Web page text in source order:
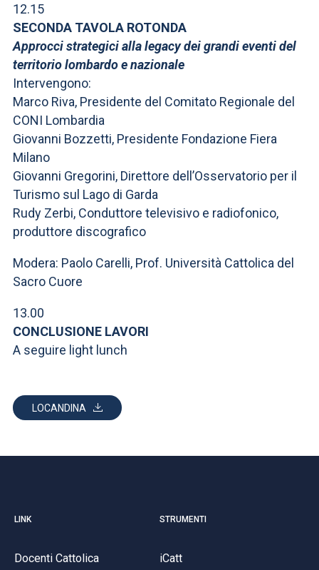
12.15
SECONDA TAVOLA ROTONDA
Approcci strategici alla legacy dei grandi eventi del
territorio lombardo e nazionale
Intervengono:
Marco Riva, Presidente del Comitato Regionale del
CONI Lombardia
Giovanni Bozzetti, Presidente Fondazione Fiera
Milano
Giovanni Gregorini, Direttore dell’Osservatorio per il
Turismo sul Lago di Garda
Rudy Zerbi, Conduttore televisivo e radiofonico,
produttore discografico
Modera: Paolo Carelli, Prof. Università Cattolica del
Sacro Cuore
13.00
CONCLUSIONE LAVORI
A seguire light lunch
LOCANDINA
LINK
Docenti Cattolica
STRUMENTI
iCatt